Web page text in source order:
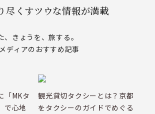
尽くすツウな情報が満載
、きょうを、旅する。
ディアのおすすめ記事
「MKタ
で心地
観光貸切タクシーとは？京都
をタクシーのガイドでめぐる